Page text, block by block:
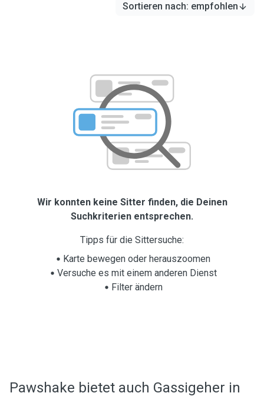
Sortieren nach: empfohlen
Wir konnten keine Sitter finden, die Deinen
Suchkriterien entsprechen.
Tipps für die Sittersuche:
Karte bewegen oder herauszoomen
Versuche es mit einem anderen Dienst
Filter ändern
Pawshake bietet auch Gassigeher in